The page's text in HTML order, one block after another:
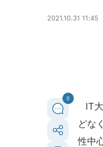
2021.10.31 11:45
0
IT大
どな
性中